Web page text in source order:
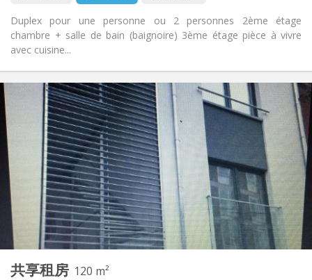
Duplex pour une personne ou 2 personnes 2ème étage
chambre + salle de bain (baignoire) 3ème étage pièce à vivre
avec cuisine...
共享租房 120 m²
实用信息
租金:
450 €
水电费:
50 €
租期:
12个月
住房登记:
有登记条件
布局
浴室:
共用
厨房:
共用
面积:
120 m
2
私人房间:
3